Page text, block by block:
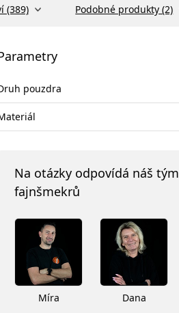
(389) Podobné produkty (2)
pouzdra
Na otázky odpovídá náš tým
fajnšmekrů
Míra
Dana